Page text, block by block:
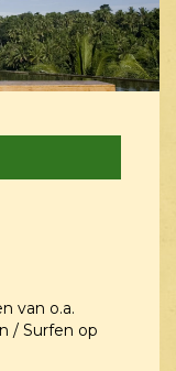
van o.a.
/ Surfen op